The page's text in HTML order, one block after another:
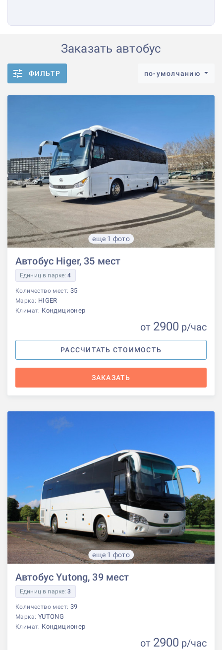
Заказать автобус
ФИЛЬТР по-умолчанию
еще 1 фото
Автобус Higer, 35 мест
Единиц в парке:4
Количество мест: 35
Марка: HIGER
Климат: Кондиционер
от 2900 р/час
РАССЧИТАТЬ СТОИМОСТЬ
ЗАКАЗАТЬ
еще 1 фото
Автобус Yutong, 39 мест
Единиц в парке:3
Количество мест: 39
Марка: YUTONG
Климат: Кондиционер
от 2900 р/час